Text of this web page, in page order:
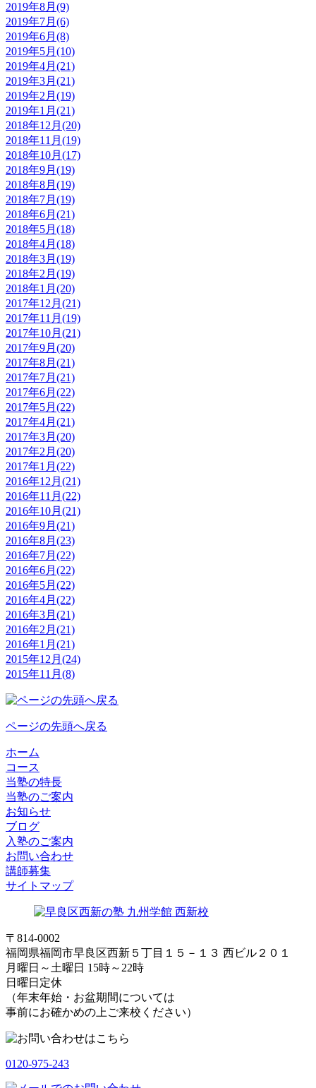
2019年8月(9)
2019年7月(6)
2019年6月(8)
2019年5月(10)
2019年4月(21)
2019年3月(21)
2019年2月(19)
2019年1月(21)
2018年12月(20)
2018年11月(19)
2018年10月(17)
2018年9月(19)
2018年8月(19)
2018年7月(19)
2018年6月(21)
2018年5月(18)
2018年4月(18)
2018年3月(19)
2018年2月(19)
2018年1月(20)
2017年12月(21)
2017年11月(19)
2017年10月(21)
2017年9月(20)
2017年8月(21)
2017年7月(21)
2017年6月(22)
2017年5月(22)
2017年4月(21)
2017年3月(20)
2017年2月(20)
2017年1月(22)
2016年12月(21)
2016年11月(22)
2016年10月(21)
2016年9月(21)
2016年8月(23)
2016年7月(22)
2016年6月(22)
2016年5月(22)
2016年4月(22)
2016年3月(21)
2016年2月(21)
2016年1月(21)
2015年12月(24)
2015年11月(8)
ページの先頭へ戻る
ホーム
コース
当塾の特長
当塾のご案内
お知らせ
ブログ
入塾のご案内
お問い合わせ
講師募集
サイトマップ
〒814-0002
福岡県福岡市早良区西新５丁目１５－１３ 西ビル２０１
月曜日～土曜日 15時～22時
日曜日定休
（年末年始・お盆期間については
事前にお確かめの上ご来校ください）
0120-975-243